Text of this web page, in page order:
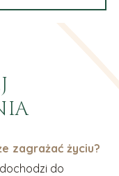
zagrażać życiu?
do